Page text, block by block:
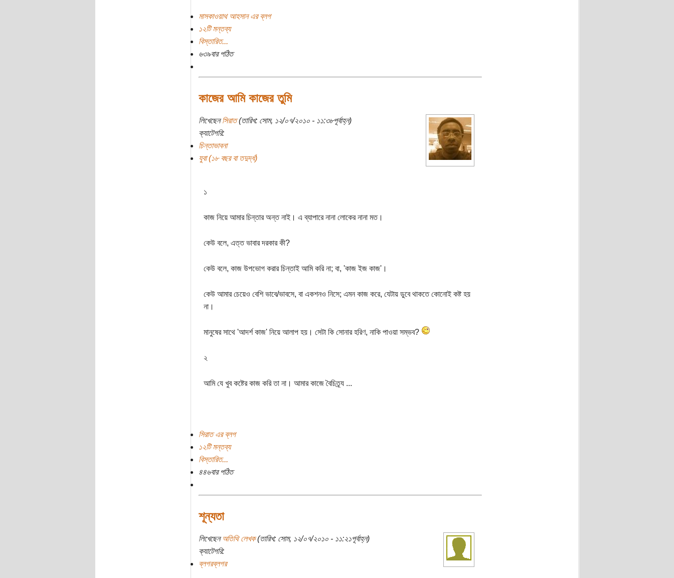
মাসকাওয়াথ আহসান এর ব্লগ
১২টি মন্তব্য
বিস্তারিত...
৬৩৯বার পঠিত
কাজের আমি কাজের তুমি
লিখেছেনসিরাত(তারিখ: সোম, ১২/০৭/২০১০ - ১১:৩৮পূর্বাহ্ন)
ক্যাটেগরি:
চিন্তাভাবনা
যুবা (১৮ বছর বা তদুর্দ্ধ)
১
কাজ নিয়ে আমার চিন্তার অন্ত নাই। এ ব্যাপারে নানা লোকের নানা মত।
কেউ বলে, এত্ত ভাবার দরকার কী?
কেউ বলে, কাজ উপভোগ করার চিন্তাই আমি করি না; বা, 'কাজ ইজ কাজ'।
কেউ আমার চেয়েও বেশি ভাবে/ভাবসে, বা একশনও নিসে; এমন কাজ করে, যেটায় ডুবে থাকতে কোনোই কষ্ট হয়
না।
মানুষের সাথে 'আদর্শ কাজ' নিয়ে আলাপ হয়। সেটা কি সোনার হরিণ, নাকি পাওয়া সম্ভব?
২
আমি যে খুব কষ্টের কাজ করি তা না। আমার কাজে বৈচিত্র্য ...
সিরাত এর ব্লগ
১২টি মন্তব্য
বিস্তারিত...
৪৪৬বার পঠিত
শূন্যতা
লিখেছেনঅতিথি লেখক(তারিখ: সোম, ১২/০৭/২০১০ - ১১:২১পূর্বাহ্ন)
ক্যাটেগরি:
ব্লগরব্লগর